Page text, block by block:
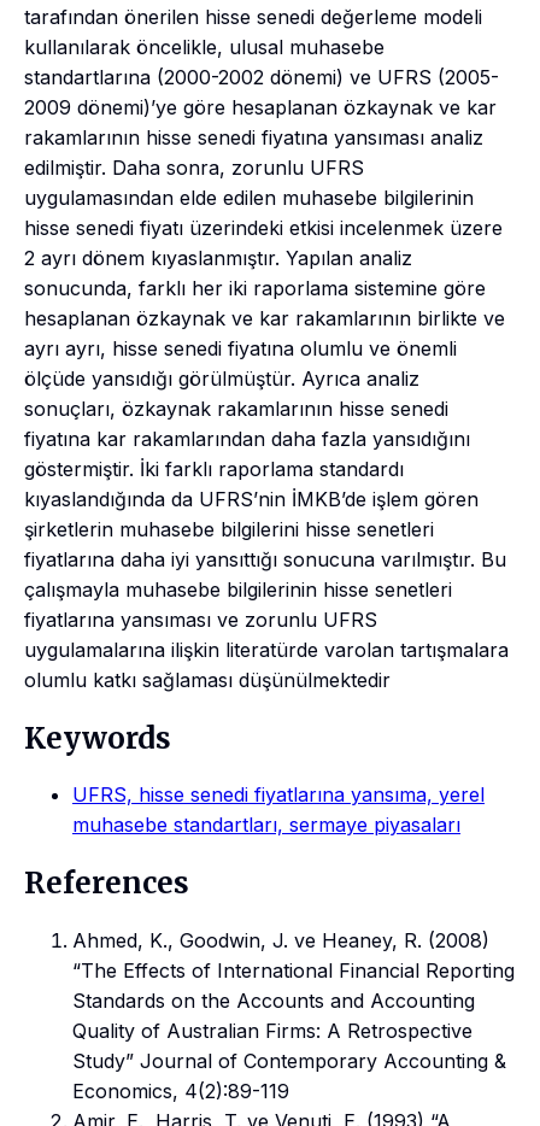
tarafından önerilen hisse senedi değerleme modeli
kullanılarak öncelikle, ulusal muhasebe
standartlarına (2000-2002 dönemi) ve UFRS (2005-
2009 dönemi)’ye göre hesaplanan özkaynak ve kar
rakamlarının hisse senedi fiyatına yansıması analiz
edilmiştir. Daha sonra, zorunlu UFRS
uygulamasından elde edilen muhasebe bilgilerinin
hisse senedi fiyatı üzerindeki etkisi incelenmek üzere
2 ayrı dönem kıyaslanmıştır. Yapılan analiz
sonucunda, farklı her iki raporlama sistemine göre
hesaplanan özkaynak ve kar rakamlarının birlikte ve
ayrı ayrı, hisse senedi fiyatına olumlu ve önemli
ölçüde yansıdığı görülmüştür. Ayrıca analiz
sonuçları, özkaynak rakamlarının hisse senedi
fiyatına kar rakamlarından daha fazla yansıdığını
göstermiştir. İki farklı raporlama standardı
kıyaslandığında da UFRS’nin İMKB’de işlem gören
şirketlerin muhasebe bilgilerini hisse senetleri
fiyatlarına daha iyi yansıttığı sonucuna varılmıştır. Bu
çalışmayla muhasebe bilgilerinin hisse senetleri
fiyatlarına yansıması ve zorunlu UFRS
uygulamalarına ilişkin literatürde varolan tartışmalara
olumlu katkı sağlaması düşünülmektedir
Keywords
UFRS, hisse senedi fiyatlarına yansıma, yerel
muhasebe standartları, sermaye piyasaları
References
Ahmed, K., Goodwin, J. ve Heaney, R. (2008)
“The Effects of International Financial Reporting
Standards on the Accounts and Accounting
Quality of Australian Firms: A Retrospective
Study” Journal of Contemporary Accounting &
Economics, 4(2):89-119